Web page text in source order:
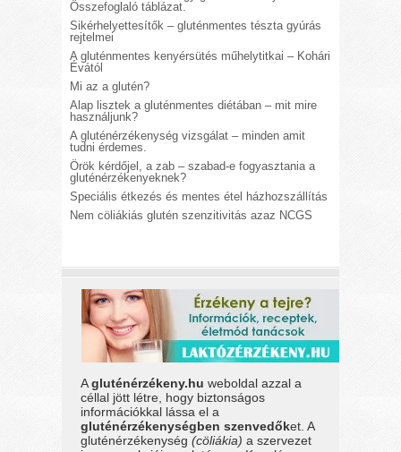
Összefoglaló táblázat.
Sikérhelyettesítők – gluténmentes tészta gyúrás
rejtelmei
A gluténmentes kenyérsütés műhelytitkai – Kohári
Évától
Mi az a glutén?
Alap lisztek a gluténmentes diétában – mit mire
használjunk?
A gluténérzékenység vizsgálat – minden amit
tudni érdemes.
Örök kérdőjel, a zab – szabad-e fogyasztania a
gluténérzékenyeknek?
Speciális étkezés és mentes étel házhozszállítás
Nem cöliákiás glutén szenzitivitás azaz NCGS
Agluténérzékeny.hu weboldal azzal a
céllal jött létre, hogy biztonságos
információkkal lássa el a
gluténérzékenységben szenvedőket. A
gluténérzékenység(cöliákia) a szervezet